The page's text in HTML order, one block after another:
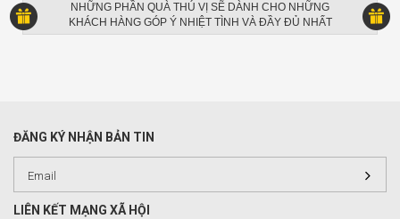
NHỮNG PHẦN QUÀ THÚ VỊ SẼ DÀNH CHO NHỮNG
KHÁCH HÀNG GÓP Ý NHIỆT TÌNH VÀ ĐẦY ĐỦ NHẤT
ĐĂNG KÝ NHẬN BẢN TIN
LIÊN KẾT MẠNG XÃ HỘI